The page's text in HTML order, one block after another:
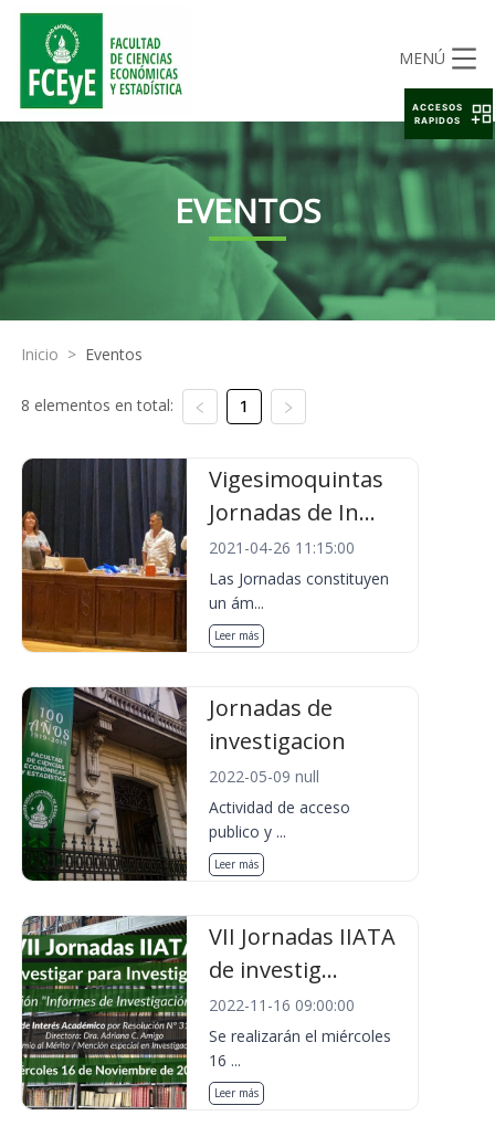
MENÚ
EVENTOS
Inicio > Eventos
8 elementos en total: 1
Vigesimoquintas
Jornadas de In...
2021-04-26 11:15:00
Las Jornadas constituyen
un ám...
Leer más
Jornadas de
investigacion
2022-05-09 null
Actividad de acceso
publico y ...
Leer más
VII Jornadas IIATA
de investig...
2022-11-16 09:00:00
Se realizarán el miércoles
16 ...
Leer más
ACCESOS
RAPIDOS